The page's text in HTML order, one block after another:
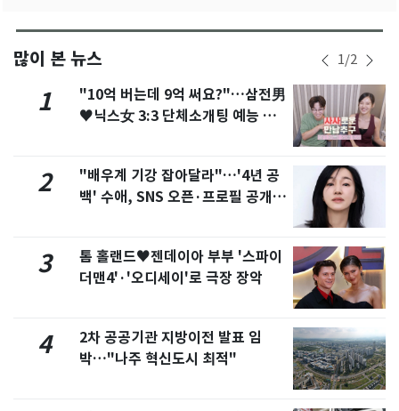
많이 본 뉴스 1/2
1
"10억 버는데 9억 써요?"…삼전男
♥닉스女 3:3 단체소개팅 예능 화
2
"배우계 기강 잡아달라"…'4년 공
백' 수애, SNS 오픈·프로필 공개
3
톰 홀랜드♥젠데이아 부부 '스파이
더맨4'·'오디세이'로 극장 장악
4
2차 공공기관 지방이전 발표 임
박…"나주 혁신도시 최적"